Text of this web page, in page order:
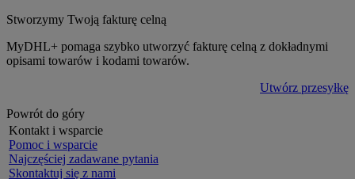
Stworzymy Twoją fakturę celną
MyDHL+ pomaga szybko utworzyć fakturę celną z dokładnymi
opisami towarów i kodami towarów.
Utwórz przesyłkę
Powrót do góry
Kontakt i wsparcie
Pomoc i wsparcie
Najczęściej zadawane pytania
Skontaktuj się z nami